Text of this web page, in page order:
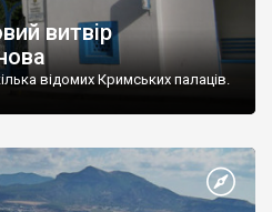
витвір
відомих Кримських палаців.